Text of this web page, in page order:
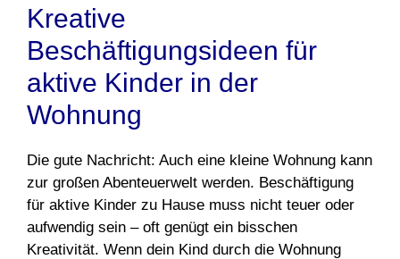
Kreative
Beschäftigungsideen für
aktive Kinder in der
Wohnung
Die gute Nachricht: Auch eine kleine Wohnung kann
zur großen Abenteuerwelt werden. Beschäftigung
für aktive Kinder zu Hause muss nicht teuer oder
aufwendig sein – oft genügt ein bisschen
Kreativität. Wenn dein Kind durch die Wohnung